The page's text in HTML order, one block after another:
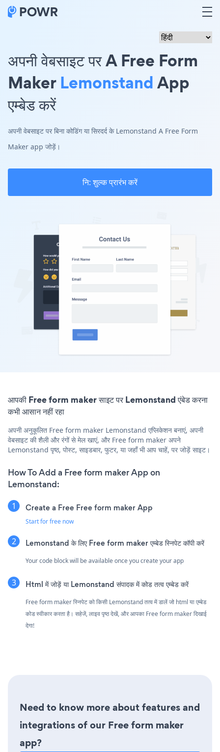
अपनी वेबसाइट पर A Free Form
MakerLemonstandApp
एम्बेड करें
अपनी वेबसाइट पर बिना कोडिंग या सिरदर्द के Lemonstand A Free Form
Maker app जोड़ें।
नि: शुल्क प्रारंभ करें
आपकी Free form maker साइट पर Lemonstand एंबेड करना
कभी आसान नहीं रहा
अपनी अनुकूलित Free form maker Lemonstand एप्लिकेशन बनाएं, अपनी
वेबसाइट की शैली और रंगों से मेल खाएं, और Free form maker अपने
Lemonstand पृष्ठ, पोस्ट, साइडबार, फुटर, या जहाँ भी आप चाहें, पर जोड़ें साइट।
How To Add a Free form maker App on
Lemonstand:
Create a Free Free form maker App
Start for free now
Lemonstand के लिए Free form maker एम्बेड स्निपेट कॉपी करें
Your code block will be available once you create your app
Html में जोड़ें या Lemonstand संपादक में कोड तत्व एम्बेड करें
Free form maker स्निपेट को किसी Lemonstand तत्व में डालें जो html या एम्बेड
कोड स्वीकार करता है। सहेजें, लाइव पृष्ठ देखें, और आपका Free form maker दिखाई
देगा!
Need to know more about features and
integrations of our Free form maker
app?